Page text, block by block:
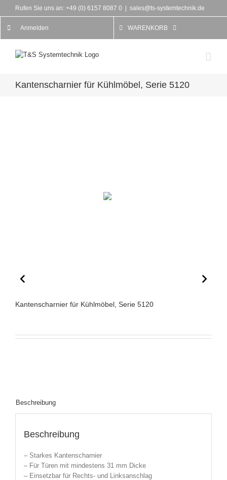
Rufen Sie uns an: +49 (0) 6157 8087 0 sales@ts-systemtechnik.de
Anmelden WARENKORB
Kantenscharnier für Kühlmöbel, Serie 5120
Kantenscharnier für Kühlmöbel, Serie 5120
Beschreibung
Beschreibung
– Starkes Kantenscharnier
– Für Türen mit mindestens 31 mm Dicke
– Einsetzbar für Rechts- und Linksanschlag